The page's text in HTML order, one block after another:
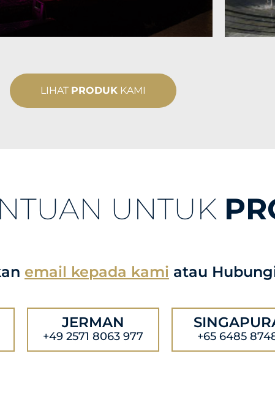
LIHAT PRODUK KAMI
UNTUK
email kepada kami atau
JERMAN
+49 2571 8063 977 +65 6485